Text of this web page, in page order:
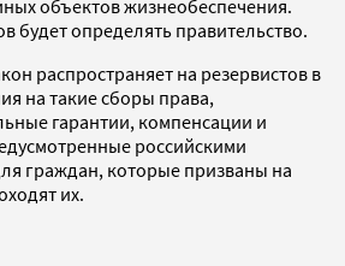
объектов жизнеобеспечения.
будет определять правительство.
распространяет на резервистов в
на такие сборы права,
гарантии, компенсации и
российскими
граждан, которые призваны на
их.